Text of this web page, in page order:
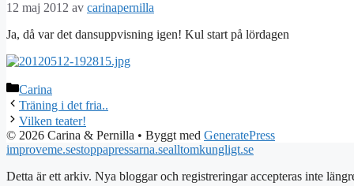
12 maj 2012 av carinapernilla
Ja, då var det dansuppvisning igen! Kul start på lördagen
Kategorier
Carina
Träning i det fria..
Vilken teater!
© 2026 Carina & Pernilla • Byggt med GeneratePress
improveme.sestoppapressarna.sealltomkungligt.se
Detta är ett arkiv. Nya bloggar och registreringar accepteras inte